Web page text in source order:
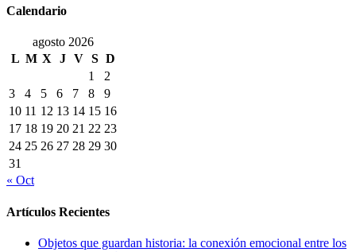
Calendario
agosto 2026
L M X J V S D
1
2
3
4 5 6 7 8
9
10 11 12 13 14 15 16
17 18 19 20 21 22 23
24 25 26 27 28 29 30
31
« Oct
Artículos Recientes
Objetos que guardan historia: la conexión emocional entre los